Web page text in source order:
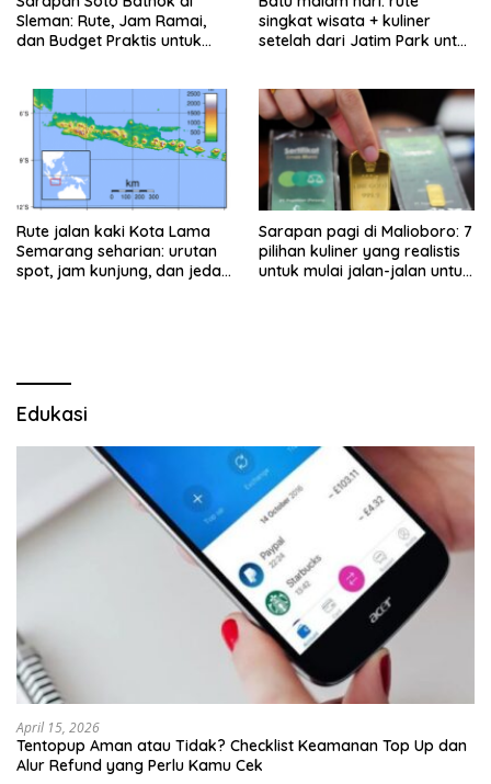
Sleman: Rute, Jam Ramai,
dan Budget Praktis untuk
singkat wisata + kuliner
setelah dari Jatim Park untuk
Rute jalan kaki Kota Lama
Semarang seharian: urutan
spot, jam kunjung, dan jeda
Sarapan pagi di Malioboro: 7
pilihan kuliner yang realistis
untuk mulai jalan-jalan untuk
Edukasi
April 15, 2026
Tentopup Aman atau Tidak? Checklist Keamanan Top Up dan
Alur Refund yang Perlu Kamu Cek